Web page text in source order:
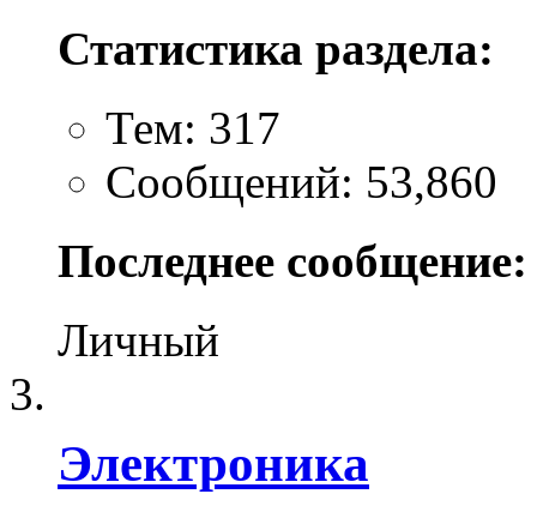
Статистика раздела:
Тем: 317
Сообщений: 53,860
Последнее сообщение:
Личный
Электроника